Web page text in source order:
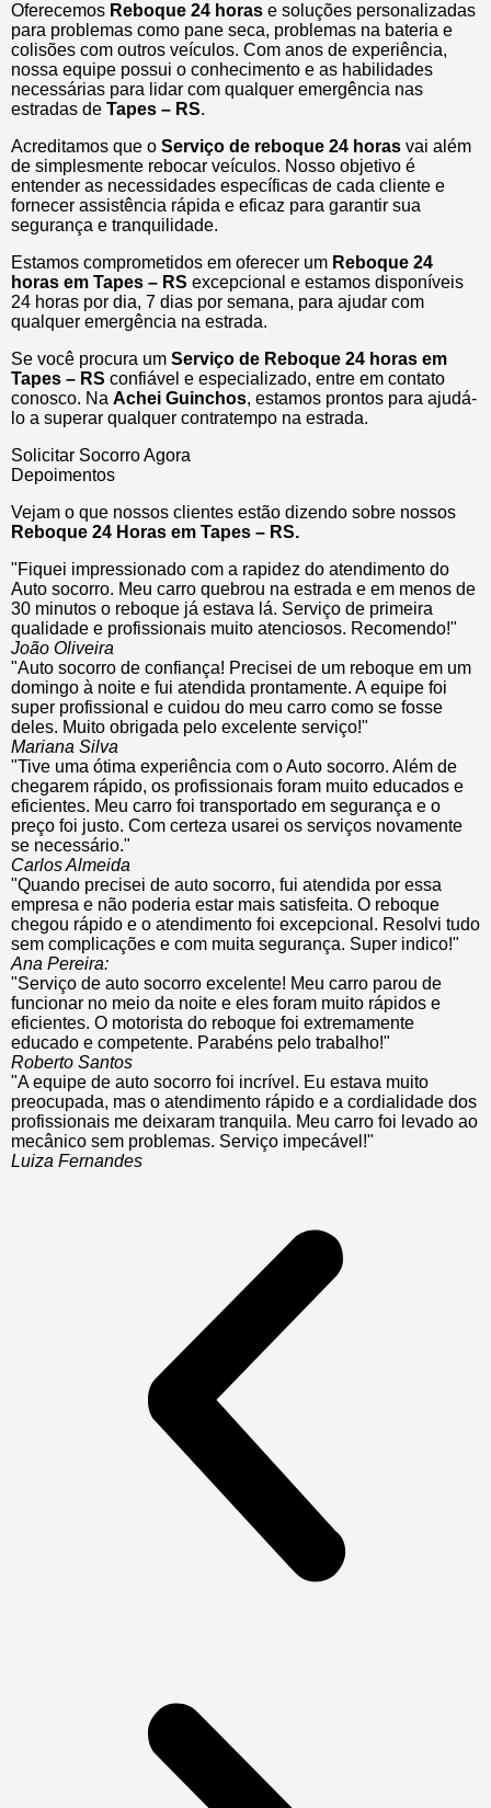
Oferecemos Reboque 24 horas e soluções personalizadas
para problemas como pane seca, problemas na bateria e
colisões com outros veículos. Com anos de experiência,
nossa equipe possui o conhecimento e as habilidades
necessárias para lidar com qualquer emergência nas
estradas de Tapes – RS.
Acreditamos que o Serviço de reboque 24 horas vai além
de simplesmente rebocar veículos. Nosso objetivo é
entender as necessidades específicas de cada cliente e
fornecer assistência rápida e eficaz para garantir sua
segurança e tranquilidade.
Estamos comprometidos em oferecer um Reboque 24
horas em Tapes – RS excepcional e estamos disponíveis
24 horas por dia, 7 dias por semana, para ajudar com
qualquer emergência na estrada.
Se você procura um Serviço de Reboque 24 horas em
Tapes – RS confiável e especializado, entre em contato
conosco. Na Achei Guinchos, estamos prontos para ajudá-
lo a superar qualquer contratempo na estrada.
Solicitar Socorro Agora
Depoimentos
Vejam o que nossos clientes estão dizendo sobre nossos
Reboque 24 Horas em Tapes – RS.
"Fiquei impressionado com a rapidez do atendimento do
Auto socorro. Meu carro quebrou na estrada e em menos de
30 minutos o reboque já estava lá. Serviço de primeira
qualidade e profissionais muito atenciosos. Recomendo!"
João Oliveira
"Auto socorro de confiança! Precisei de um reboque em um
domingo à noite e fui atendida prontamente. A equipe foi
super profissional e cuidou do meu carro como se fosse
deles. Muito obrigada pelo excelente serviço!"
Mariana Silva
"Tive uma ótima experiência com o Auto socorro. Além de
chegarem rápido, os profissionais foram muito educados e
eficientes. Meu carro foi transportado em segurança e o
preço foi justo. Com certeza usarei os serviços novamente
se necessário."
Carlos Almeida
"Quando precisei de auto socorro, fui atendida por essa
empresa e não poderia estar mais satisfeita. O reboque
chegou rápido e o atendimento foi excepcional. Resolvi tudo
sem complicações e com muita segurança. Super indico!"
Ana Pereira:
"Serviço de auto socorro excelente! Meu carro parou de
funcionar no meio da noite e eles foram muito rápidos e
eficientes. O motorista do reboque foi extremamente
educado e competente. Parabéns pelo trabalho!"
Roberto Santos
"A equipe de auto socorro foi incrível. Eu estava muito
preocupada, mas o atendimento rápido e a cordialidade dos
profissionais me deixaram tranquila. Meu carro foi levado ao
mecânico sem problemas. Serviço impecável!"
Luiza Fernandes